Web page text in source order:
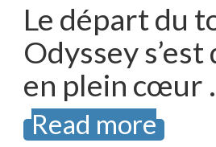
Le départ du
Odyssey
en plein cœur
Read more